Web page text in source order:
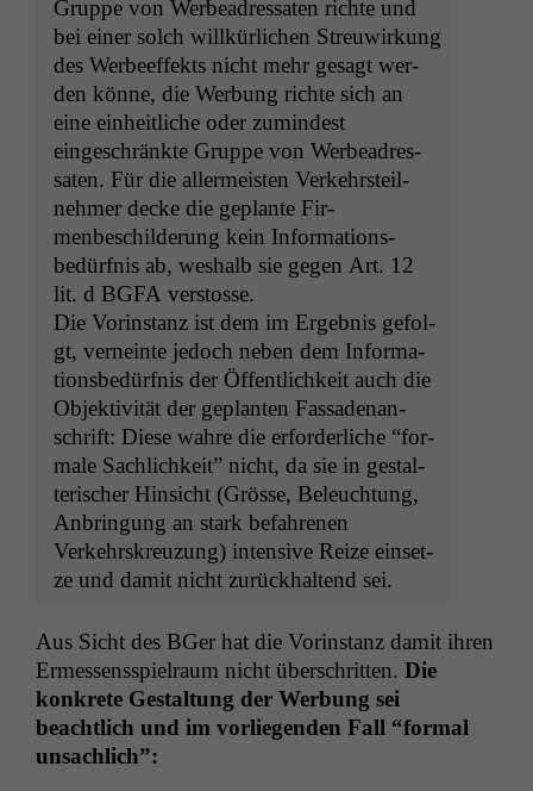
Gruppe von Wer­bead­res­sat­en richte und
bei ein­er solch willkür­lichen Streuwirkung
des Wer­be­ef­fek­ts nicht mehr gesagt wer­
den könne, die Wer­bung richte sich an
eine ein­heitliche oder zumin­d­est
eingeschränk­te Gruppe von Wer­bead­res­
sat­en. Für die aller­meis­ten Verkehrsteil­
nehmer decke die geplante Fir­
menbeschilderung kein Infor­ma­tions­
bedürf­nis ab, weshalb sie gegen Art. 12
lit. d BGFA ver­stosse.
Die Vorin­stanz ist dem im Ergeb­nis gefol­
gt, verneinte jedoch neben dem Infor­ma­
tions­bedürf­nis der Öffentlichkeit auch die
Objek­tiv­ität der geplanten Fas­sade­nan­
schrift: Diese wahre die erforder­liche “for­
male Sach­lichkeit” nicht, da sie in gestal­
ter­isch­er Hin­sicht (Grösse, Beleuch­tung,
Anbringung an stark befahre­nen
Verkehrskreuzung) inten­sive Reize ein­set­
ze und damit nicht zurück­hal­tend sei.
Aus Sicht des BGer hat die Vorin­stanz damit ihren
Ermessensspiel­raum nicht über­schrit­ten. Die
konkrete Gestal­tung der Wer­bung sei
beachtlich und im vor­liegen­den Fall “for­mal
unsachlich”: